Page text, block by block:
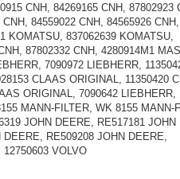
CNH, 84269165 CNH, 87802923
84559022 CNH, 84565926 CNH,
KOMATSU, 837062639 KOMATSU,
87802332 CNH, 4280914M1
7090972 LIEBHERR,
CLAAS ORIGINAL, 11350420
ORIGINAL, 7090642 LIEBHERR,
MANN-FILTER, WK 8155 MANN-
JOHN DEERE, RE517181 JOHN
DEERE, RE509208 JOHN DEERE,
VOLVO